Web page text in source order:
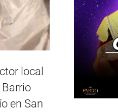
local
en San